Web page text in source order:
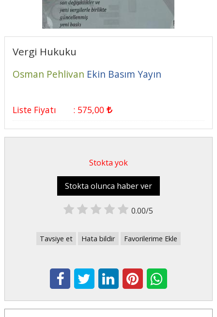
Vergi Hukuku
Osman Pehlivan Ekin Basım Yayın
Liste Fiyatı : 575,00
Stokta yok
Stokta olunca haber ver
0.00/5
Tavsiye et Hata bildir Favorilerime Ekle